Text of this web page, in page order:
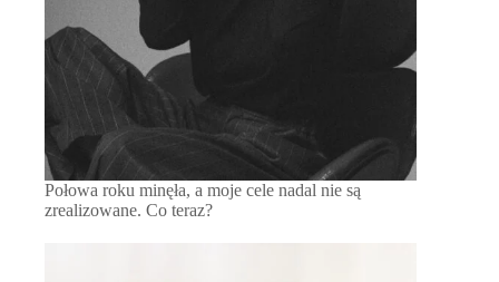
Połowa roku minęła, a moje cele nadal nie są
zrealizowane. Co teraz?